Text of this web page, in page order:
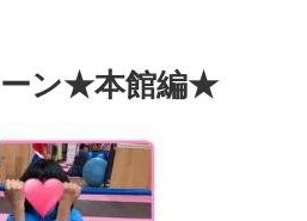
ン★本館編★